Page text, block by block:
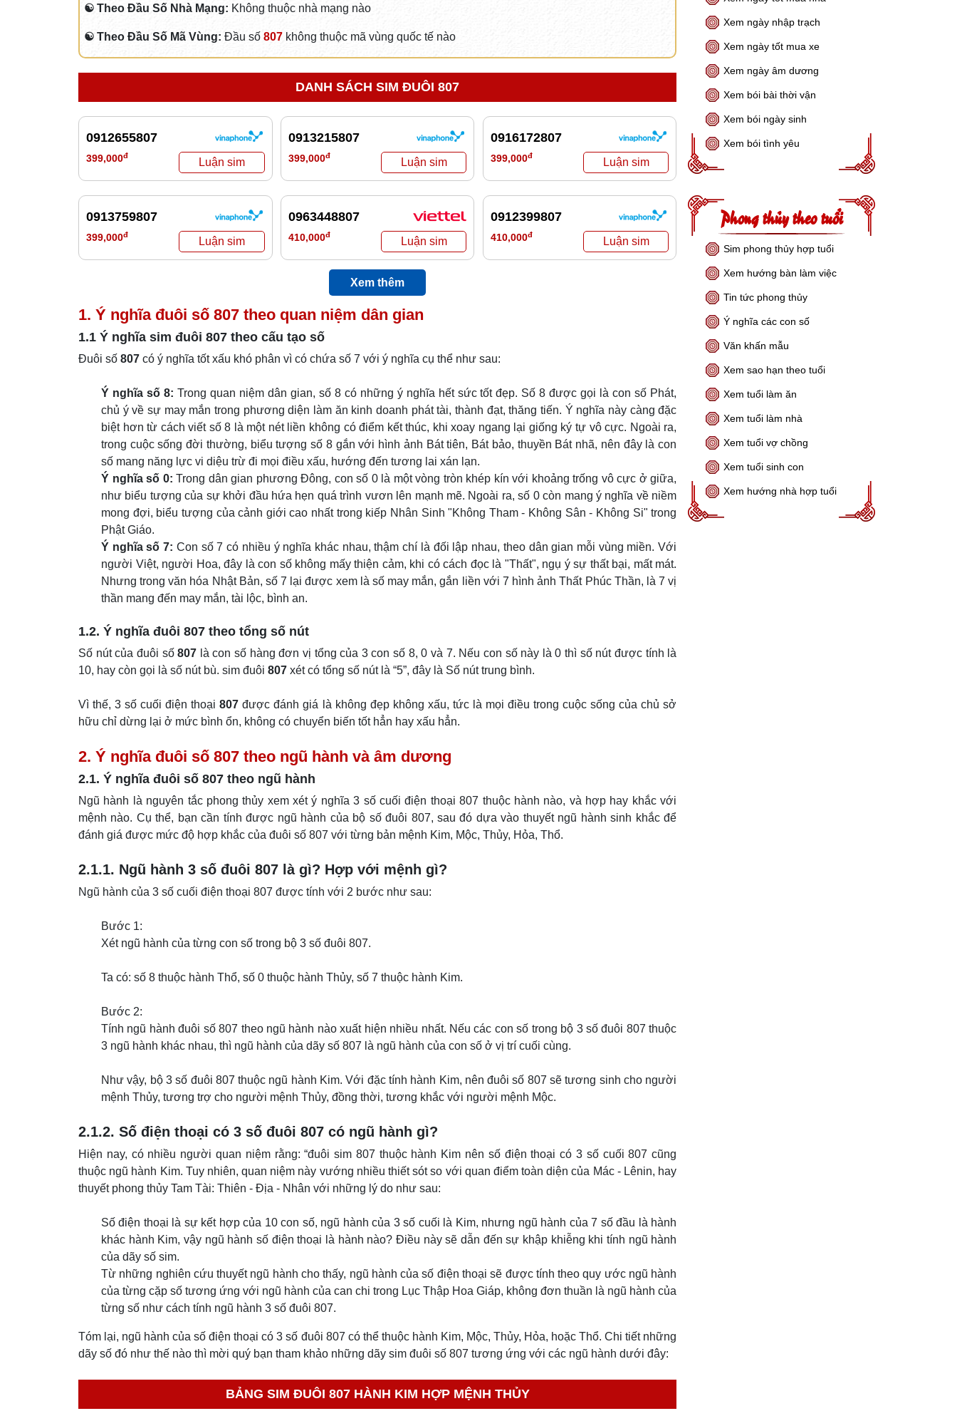
☯ Theo Đầu Số Nhà Mạng: Không thuộc nhà mạng nào
☯ Theo Đầu Số Mã Vùng: Đầu số 807không thuộc mã vùng quốc tế nào
DANH SÁCH SIM ĐUÔI 807
0912655807
399,000đ
0913215807
399,000đ
0916172807
399,000đ
0913759807
399,000đ
0963448807
410,000đ
0912399807
410,000đ
Xem thêm
1. Ý nghĩa đuôi số 807 theo quan niệm dân gian
1.1 Ý nghĩa sim đuôi 807 theo cấu tạo số
Đuôi số 807 có ý nghĩa tốt xấu khó phân vì có chứa số 7 với ý nghĩa cụ thể như sau:
Ý nghĩa số 8: Trong quan niệm dân gian, số 8 có những ý nghĩa hết sức tốt đẹp. Số 8 được gọi là con số Phát,
chủ ý về sự may mắn trong phương diện làm ăn kinh doanh phát tài, thành đạt, thăng tiến. Ý nghĩa này càng đặc
biệt hơn từ cách viết số 8 là một nét liền không có điểm kết thúc, khi xoay ngang lại giống ký tự vô cực. Ngoài ra,
trong cuộc sống đời thường, biểu tượng số 8 gắn với hình ảnh Bát tiên, Bát bảo, thuyền Bát nhã, nên đây là con
số mang năng lực vi diệu trừ đi mọi điều xấu, hướng đến tương lai xán lạn.
Ý nghĩa số 0: Trong dân gian phương Đông, con số 0 là một vòng tròn khép kín với khoảng trống vô cực ở giữa,
như biểu tượng của sự khởi đầu hứa hẹn quá trình vươn lên mạnh mẽ. Ngoài ra, số 0 còn mang ý nghĩa về niềm
mong đợi, biểu tượng của cảnh giới cao nhất trong kiếp Nhân Sinh "Không Tham - Không Sân - Không Si" trong
Phật Giáo.
Ý nghĩa số 7: Con số 7 có nhiều ý nghĩa khác nhau, thậm chí là đối lập nhau, theo dân gian mỗi vùng miền. Với
người Việt, người Hoa, đây là con số không mấy thiện cảm, khi có cách đọc là "Thất", ngụ ý sự thất bại, mất mát.
Nhưng trong văn hóa Nhật Bản, số 7 lại được xem là số may mắn, gắn liền với 7 hình ảnh Thất Phúc Thần, là 7 vị
thần mang đến may mắn, tài lộc, bình an.
1.2. Ý nghĩa đuôi 807 theo tổng số nút
Số nút của đuôi số807 là con số hàng đơn vị tổng của 3 con số 8, 0 và 7. Nếu con số này là 0 thì số nút được tính là
10, hay còn gọi là số nút bù. sim đuôi 807 xét có tổng số nút là “5”, đây là Số nút trung bình.
Vì thế, 3 số cuối điện thoại807 được đánh giá là không đẹp không xấu, tức là mọi điều trong cuộc sống của chủ sở
hữu chỉ dừng lại ở mức bình ổn, không có chuyển biến tốt hẳn hay xấu hẳn.
2. Ý nghĩa đuôi số 807 theo ngũ hành và âm dương
2.1. Ý nghĩa đuôi số 807 theo ngũ hành
Ngũ hành là nguyên tắc phong thủy xem xét ý nghĩa 3 số cuối điện thoại 807 thuộc hành nào, và hợp hay khắc với
mệnh nào. Cụ thể, bạn cần tính được ngũ hành của bộ số đuôi 807, sau đó dựa vào thuyết ngũ hành sinh khắc để
đánh giá được mức độ hợp khắc của đuôi số 807 với từng bản mệnh Kim, Mộc, Thủy, Hỏa, Thổ.
2.1.1. Ngũ hành 3 số đuôi 807 là gì? Hợp với mệnh gì?
Ngũ hành của 3 số cuối điện thoại 807 được tính với 2 bước như sau:
Bước 1:
Xét ngũ hành của từng con số trong bộ 3 số đuôi 807.
Ta có: số 8 thuộc hành Thổ, số 0 thuộc hành Thủy, số 7 thuộc hành Kim.
Bước 2:
Tính ngũ hành đuôi số 807 theo ngũ hành nào xuất hiện nhiều nhất. Nếu các con số trong bộ 3 số đuôi 807 thuộc
3 ngũ hành khác nhau, thì ngũ hành của dãy số 807 là ngũ hành của con số ở vị trí cuối cùng.
Như vậy, bộ 3 số đuôi 807 thuộc ngũ hành Kim. Với đặc tính hành Kim, nên đuôi số 807 sẽ tương sinh cho người
mệnh Thủy, tương trợ cho người mệnh Thủy, đồng thời, tương khắc với người mệnh Mộc.
2.1.2. Số điện thoại có 3 số đuôi 807 có ngũ hành gì?
Hiện nay, có nhiều người quan niệm rằng: “đuôi sim 807 thuộc hành Kim nên số điện thoại có 3 số cuối 807 cũng
thuộc ngũ hành Kim. Tuy nhiên, quan niệm này vướng nhiều thiết sót so với quan điểm toàn diện của Mác - Lênin, hay
thuyết phong thủy Tam Tài: Thiên - Địa - Nhân với những lý do như sau:
Số điện thoại là sự kết hợp của 10 con số, ngũ hành của 3 số cuối là Kim, nhưng ngũ hành của 7 số đầu là hành
khác hành Kim, vậy ngũ hành số điện thoại là hành nào? Điều này sẽ dẫn đến sự khập khiễng khi tính ngũ hành
của dãy số sim.
Từ những nghiên cứu thuyết ngũ hành cho thấy, ngũ hành của số điện thoại sẽ được tính theo quy ước ngũ hành
của từng cặp số tương ứng với ngũ hành của can chi trong Lục Thập Hoa Giáp, không đơn thuần là ngũ hành của
từng số như cách tính ngũ hành 3 số đuôi 807.
Tóm lại, ngũ hành của số điện thoại có 3 số đuôi 807 có thể thuộc hành Kim, Mộc, Thủy, Hỏa, hoặc Thổ. Chi tiết những
dãy số đó như thế nào thì mời quý bạn tham khảo những dãy sim đuôi số 807 tương ứng với các ngũ hành dưới đây:
BẢNG SIM ĐUÔI 807 HÀNH KIM HỢP MỆNH THỦY
Xem ngày nhập trạch
Xem ngày tốt mua xe
Xem ngày âm dương
Xem bói bài thời vận
Xem bói ngày sinh
Xem bói tình yêu
Phong thủy theo tuổi
Sim phong thủy hợp tuổi
Xem hướng bàn làm việc
Tin tức phong thủy
Ý nghĩa các con số
Văn khấn mẫu
Xem sao hạn theo tuổi
Xem tuổi làm ăn
Xem tuổi làm nhà
Xem tuổi vợ chồng
Xem tuổi sinh con
Xem hướng nhà hợp tuổi